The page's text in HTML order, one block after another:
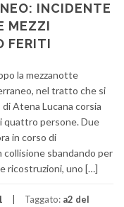
INCIDENTE
MEZZI
FERITI
la mezzanotte
nel tratto che si
Atena Lucana corsia
quattro persone. Due
in corso di
sbandando per
ricostruzioni, uno […]
Taggato: a2 del